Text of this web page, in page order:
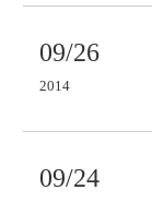
09/26
2014
09/24